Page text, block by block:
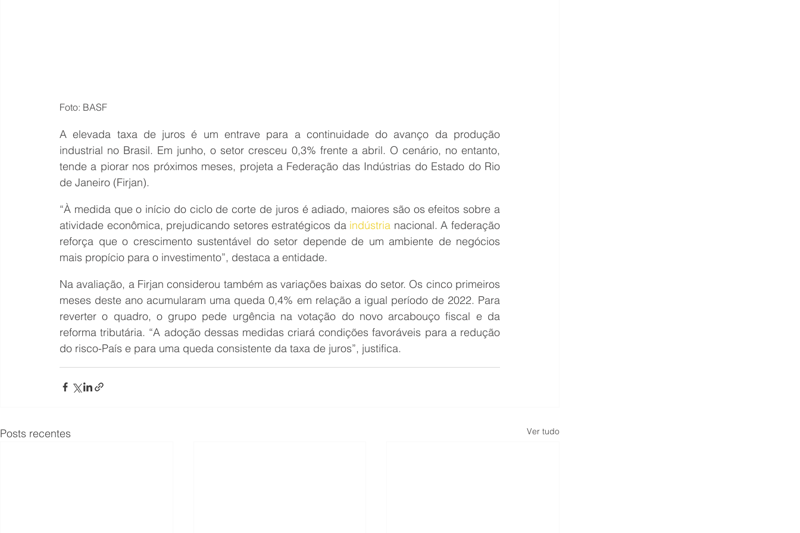
Foto: BASF
A elevada taxa de juros é um entrave para a continuidade do avanço da produção
industrial no Brasil. Em junho, o setor cresceu 0,3% frente a abril. O cenário, no entanto,
tende a piorar nos próximos meses, projeta a Federação das Indústrias do Estado do Rio
de Janeiro (Firjan).
“À medida que o início do ciclo de corte de juros é adiado, maiores são os efeitos sobre a
atividade econômica, prejudicando setores estratégicos da indústria nacional. A federação
reforça que o crescimento sustentável do setor depende de um ambiente de negócios
mais propício para o investimento”, destaca a entidade.
Na avaliação, a Firjan considerou também as variações baixas do setor. Os cinco primeiros
meses deste ano acumularam uma queda 0,4% em relação a igual período de 2022. Para
reverter o quadro, o grupo pede urgência na votação do novo arcabouço fiscal e da
reforma tributária. “A adoção dessas medidas criará condições favoráveis para a redução
do risco-País e para uma queda consistente da taxa de juros”, justifica.
Posts recentes Ver tudo